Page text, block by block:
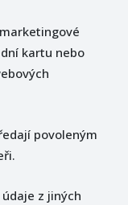
kartu nebo
povoleným
z jiných